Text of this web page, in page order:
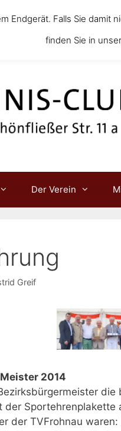
Der Verein
Greif
2014
der Sportehrenplakette
der TVFrohnau
Endgerät. Falls Sie
finden Sie in